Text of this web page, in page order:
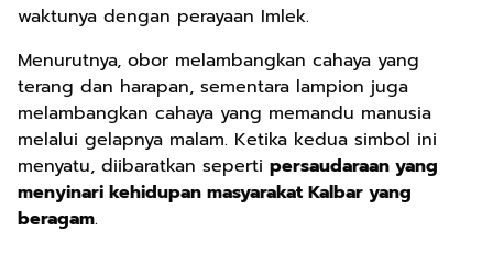
waktunya dengan perayaan Imlek.
Menurutnya, obor melambangkan cahaya yang
terang dan harapan, sementara lampion juga
melambangkan cahaya yang memandu manusia
melalui gelapnya malam. Ketika kedua simbol ini
menyatu, diibaratkan seperti persaudaraan yang
menyinari kehidupan masyarakat Kalbar yang
beragam.